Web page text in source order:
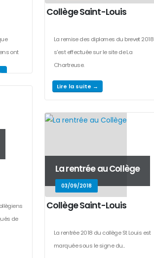
ont
Collège Saint-Louis
La remise des diplomes du brevet 2018
s'est effectuée sur le site de La
Chartreuse.
Lire la suite →
de
La rentrée au Collège
03/09/2018
Collège Saint-Louis
La rentrée 2018 du collège St Louis est
marquée sous le signe du...